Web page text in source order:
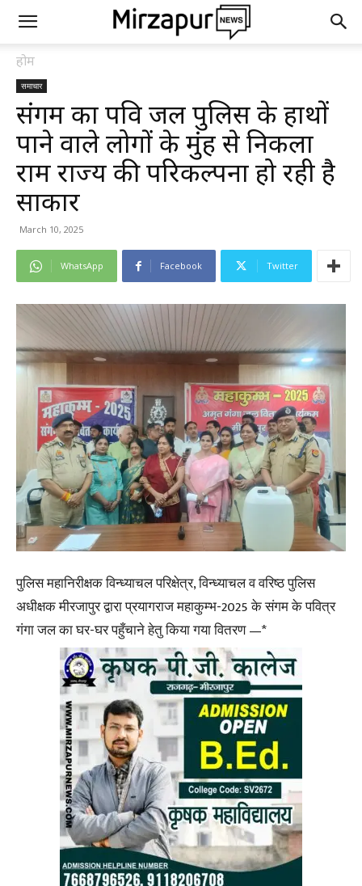
होम
समाचार
संगम का पवित्र जल पुलिस के हाथों
पाने वाले लोगों के मुंह से निकला
राम राज्य की परिकल्पना हो रही है
साकार
March 10, 2025
WhatsApp Facebook Twitter
पुलिस महानिरीक्षक विन्ध्याचल परिक्षेत्र, विन्ध्याचल व वरिष्ठ पुलिस
अधीक्षक मीरजापुर द्वारा प्रयागराज महाकुम्भ-2025 के संगम के पवित्र
गंगा जल का घर-घर पहुँचाने हेतु किया गया वितरण —*